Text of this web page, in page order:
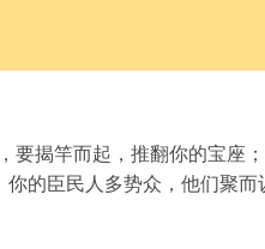
揭竿而起，推翻你的宝座
的臣民人多势众，他们聚